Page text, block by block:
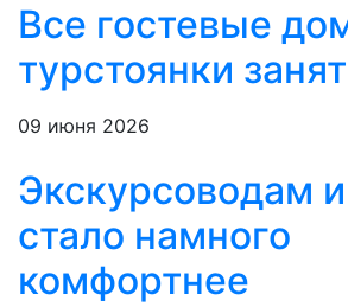
Все гостевые
турстоянки
09 июня 2026
Экскурсоводам
стало намного
комфортнее